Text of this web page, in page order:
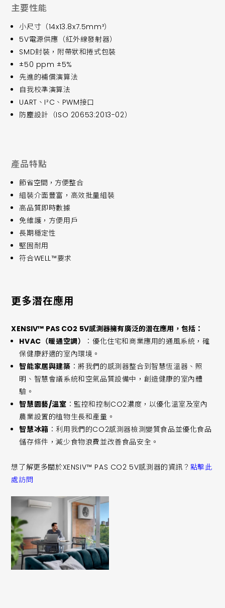
主要性能
小尺寸（14x13.8x7.5mm³）
5V電源供應（紅外線發射器）
SMD封裝，附帶狀和捲式包裝
±50 ppm ±5%
先進的補償演算法
自我校準演算法
UART、I²C、PWM接口
防塵設計（ISO 20653:2013-02）
產品特點
節省空間，方便整合
組裝介面豐富，高效批量組裝
高品質即時數據
免維護，方便用戶
長期穩定性
堅固耐用
符合WELL™要求
更多潛在應用
XENSIV™ PAS CO2 5V感測器擁有廣泛的潛在應用，包括：
HVAC（暖通空調）
：優化住宅和商業應用的通風系統，確
保健康舒適的室內環境。
智能家居與建築 ：將我們的感測器整合到智慧恆溫器、照
明、智慧會議系統和空氣品質設備中，創造健康的室內體
驗。
智慧園藝/溫室 ：監控和控制CO2濃度，以優化溫室及室內
農業設置的植物生長和產量。
智慧冰箱 ：利用我們的CO2感測器檢測變質食品並優化食品
儲存條件，減少食物浪費並改善食品安全。
想了解更多關於XENSIV™ PAS CO2 5V感測器的資訊？ 點擊此
處訪問